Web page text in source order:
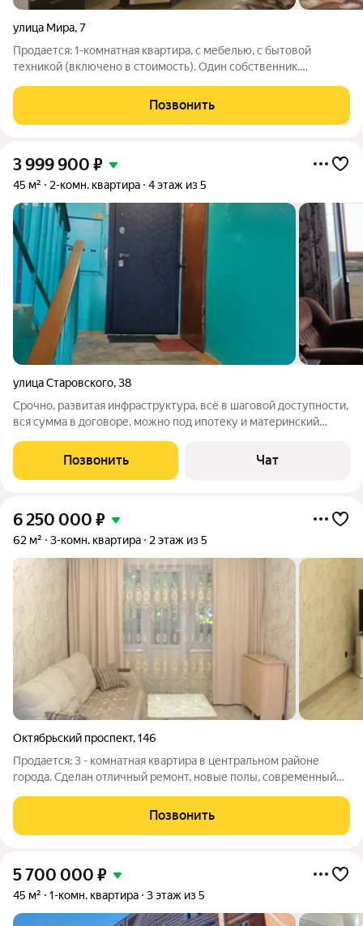
улица Мира,7
Продается: 1-комнатная квартира, с мебелью, с бытовой
техникой (включено в стоимость). Один собственник.
Позвонить
3 999 900 ₽
45 м² 2-комн. квартира 4 этаж из 5
улица Старовского,38
Срочно, развитая инфраструктура, всё в шаговой доступности,
вся сумма в договоре, можно под ипотеку и материнский
Позвонить Чат
6 250 000 ₽
62 м² 3-комн. квартира 2 этаж из 5
Октябрьский проспект,146
Продается: 3 - комнатная квартира в центральном районе
города. Сделан отличный ремонт, новые полы, современный
выравнены, новая эл. проводка по всей квартире, ванна и с/
Позвонить
5 700 000 ₽
45 м² 1-комн. квартира 3 этаж из 5